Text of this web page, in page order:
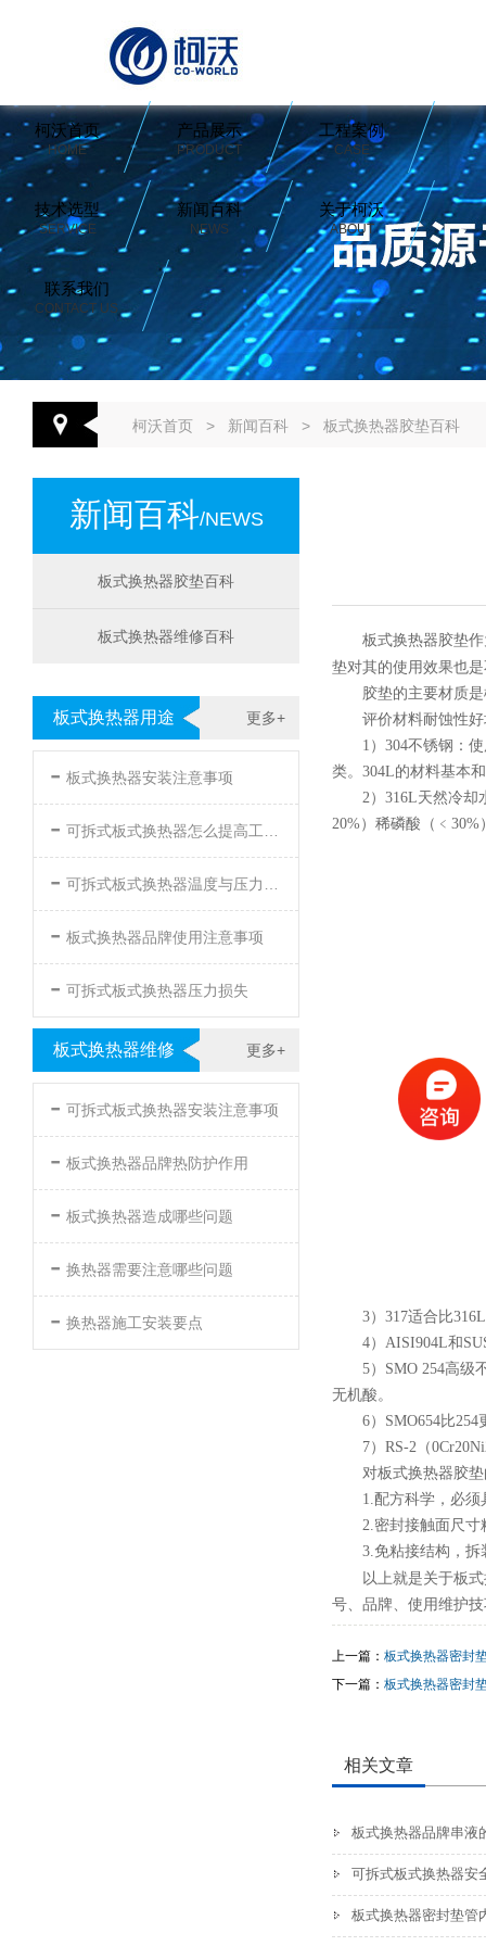
柯沃首页
HOME
产品展示
PRODUCT
工程案例
CASE
技术选型
SERVICE
新闻百科
NEWS
关于柯沃
ABOUT
联系我们
CONTACT US
柯沃首页 > 新闻百科 > 板式换热器胶垫百科
新闻百科/NEWS
板式换热器胶垫百科
板式换热器维修百科
更多+
板式换热器用途
- 板式换热器安装注意事项
- 可拆式板式换热器怎么提高工作效率
- 可拆式板式换热器温度与压力的要求
- 板式换热器品牌使用注意事项
- 可拆式板式换热器压力损失
更多+
板式换热器维修
- 可拆式板式换热器安装注意事项
- 板式换热器品牌热防护作用
- 板式换热器造成哪些问题
- 换热器需要注意哪些问题
- 换热器施工安装要点
板式换热器胶垫
垫对其的使用效果也
胶垫的主要材质
评价材料耐蚀性
1）304不锈钢：
类。304L的材料基本
2）316L天然冷却
20%）稀磷酸（
3）317适合比
4）AISI904L和
5）SMO 254高级
无机酸。
6）SMO654比
7）RS-2（
对板式换热器胶
1.配方科学，必
2.密封接触面尺
3.免粘接结构，拆
以上就是关于板
号、品牌、使用维护
上一篇： 板式换热器密封
下一篇： 板式换热器密封
相关文章
板式换热器品牌串液
可拆式板式换热器安
板式换热器密封垫管